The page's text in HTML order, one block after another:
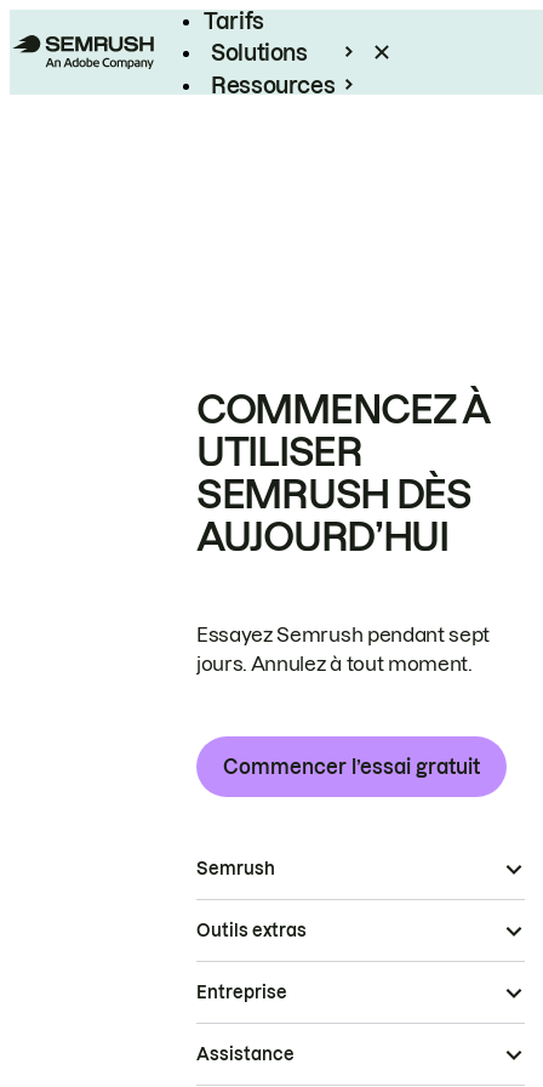
Tarifs
Solutions
Ressources
COMMENCEZ À
UTILISER
SEMRUSH DÈS
AUJOURD’HUI
Essayez Semrush pendant sept
jours. Annulez à tout moment.
Commencer l’essai gratuit
Semrush
Outils extras
Entreprise
Assistance